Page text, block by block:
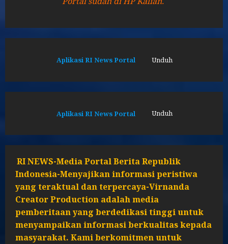
Aplikasi RI News Portal Unduh
Aplikasi RI News Portal Unduh
RI NEWS-Media Portal Berita Republik
Indonesia-Menyajikan informasi peristiwa
yang teraktual dan terpercaya-Virnanda
Creator Production adalah media
pemberitaan yang berdedikasi tinggi untuk
menyampaikan informasi berkualitas kepada
masyarakat. Kami berkomitmen untuk